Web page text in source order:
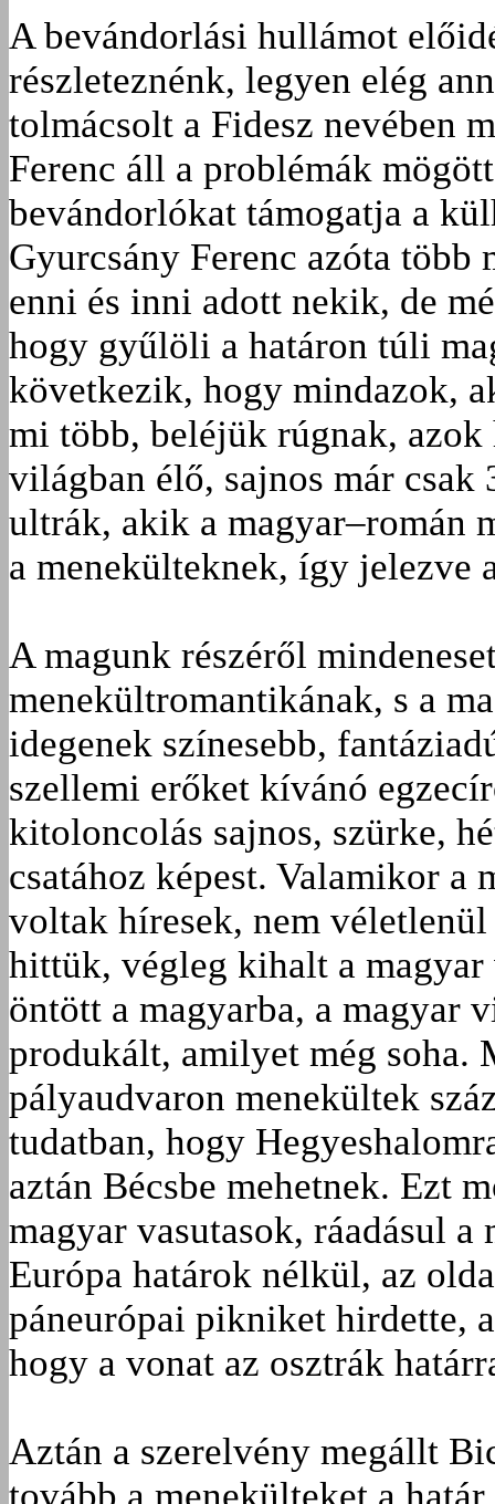
A bevándorlási hullámot
részleteznénk, legyen elég
tolmácsolt a Fidesz nevében
Ferenc áll a problémák
bevándorlókat támogatja a
Gyurcsány Ferenc azóta több
enni és inni adott nekik, de
hogy gyűlöli a határon túli
következik, hogy mindazok,
mi több, beléjük rúgnak, azok
világban élő, sajnos már
ultrák, akik a magyar–román
a menekülteknek, így jelezve
A magunk részéről
menekültromantikának, s a
idegenek színesebb,
szellemi erőket kívánó
kitoloncolás sajnos, szürke,
csatához képest. Valamikor a
voltak híresek, nem
hittük, végleg kihalt a
öntött a magyarba, a magyar
produkált, amilyet még soha.
pályaudvaron menekültek
tudatban, hogy
aztán Bécsbe mehetnek. Ezt
magyar vasutasok, ráadásul
Európa határok nélkül, az
páneurópai pikniket hirdette,
hogy a vonat az osztrák
Aztán a szerelvény megállt